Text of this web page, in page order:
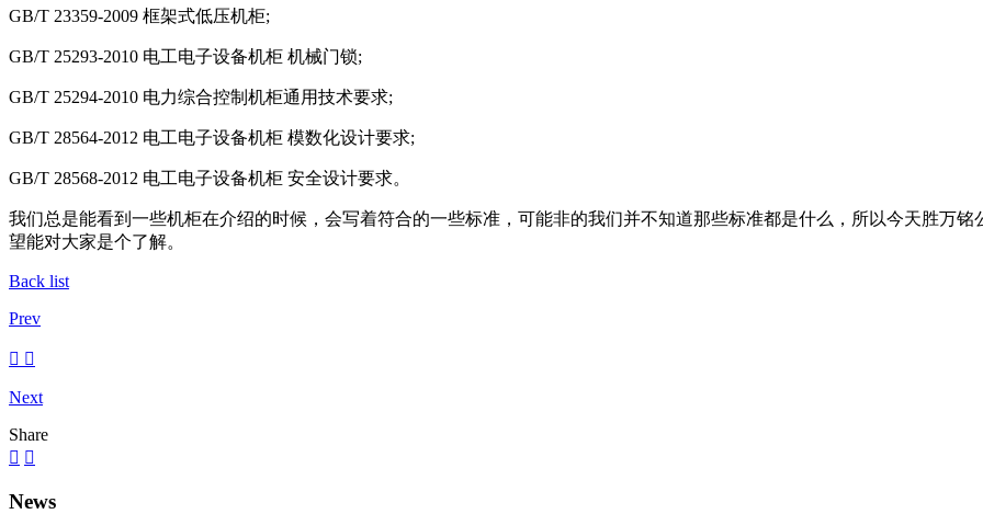
GB/T 23359-2009 框架式低压机柜;
GB/T 25293-2010 电工电子设备机柜 机械门锁;
GB/T 25294-2010 电力综合控制机柜通用技术要求;
GB/T 28564-2012 电工电子设备机柜 模数化设计要求;
GB/T 28568-2012 电工电子设备机柜 安全设计要求。
我们总是能看到一些机柜在介绍的时候，会写着符合的一些标准，可能非的我们并不知道那些标准都是什么，所以今天胜万
望能对大家是个了解。
Back list
Prev
Next
Share
News